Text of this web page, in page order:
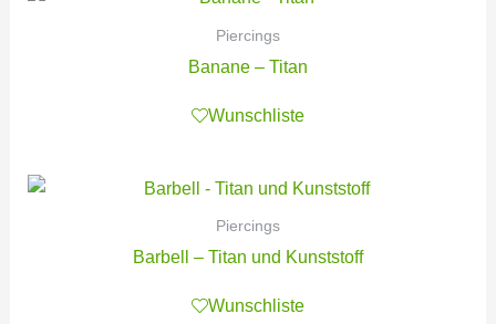
Piercings
Banane – Titan
Wunschliste
Piercings
Barbell – Titan und Kunststoff
Wunschliste